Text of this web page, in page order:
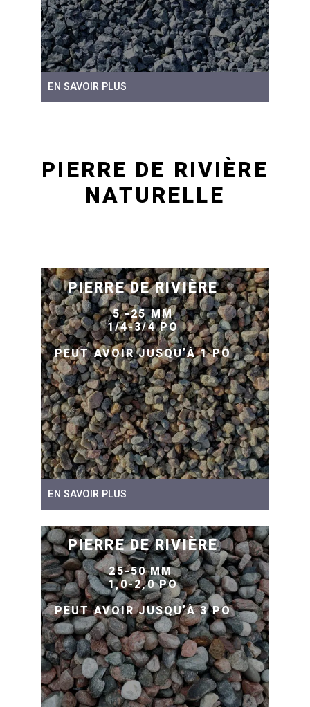
EN SAVOIR PLUS
PIERRE DE RIVIÈRE
NATURELLE
PIERRE DE RIVIÈRE
5 -25 MM
1/4-3/4 PO
PEUT AVOIR JUSQU’À 1 PO
EN SAVOIR PLUS
PIERRE DE RIVIÈRE
25-50 MM
1,0-2,0 PO
PEUT AVOIR JUSQU’À 3 PO